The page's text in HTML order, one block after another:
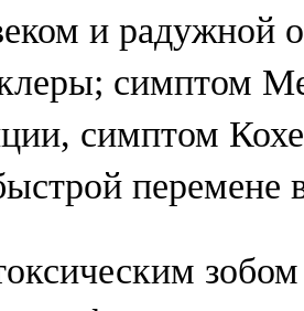
и радужной
симптом
симптом
перемене